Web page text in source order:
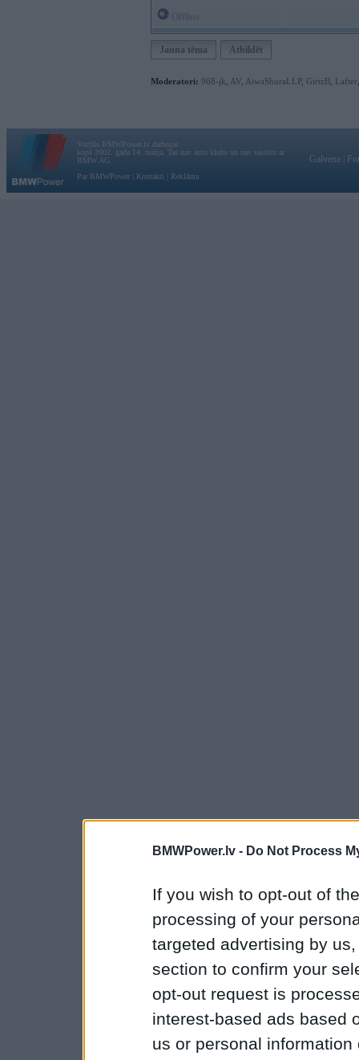
BMWPower.lv - Do Not Process
If you wish to opt-out of
processing of your
targeted advertising by
section to confirm your
opt-out request is
interest-based ads based
us or personal
Jauna tēma Atbildēt
Moderatori: 968-jk AV AiwaShuraLLP, GirtzB Lafter
Vortāls BMWPower.lv darbojas
kopš 2002. gada 14. maija. Tas nav auto klubs un nav saistīts ar
BMW AG.
Par BMWPower
Kontakti Reklāma
Galvena